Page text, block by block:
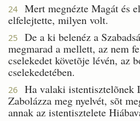
24
Mert megnézte Magát és
elfelejtette, milyen volt.
25
De a ki belenéz a
megmarad a mellett, az nem
cselekedet követõje lévén, az
cselekedetében.
26
Ha valaki istentisztelõnek
Zabolázza meg nyelvét, sõt
annak az istentisztelete